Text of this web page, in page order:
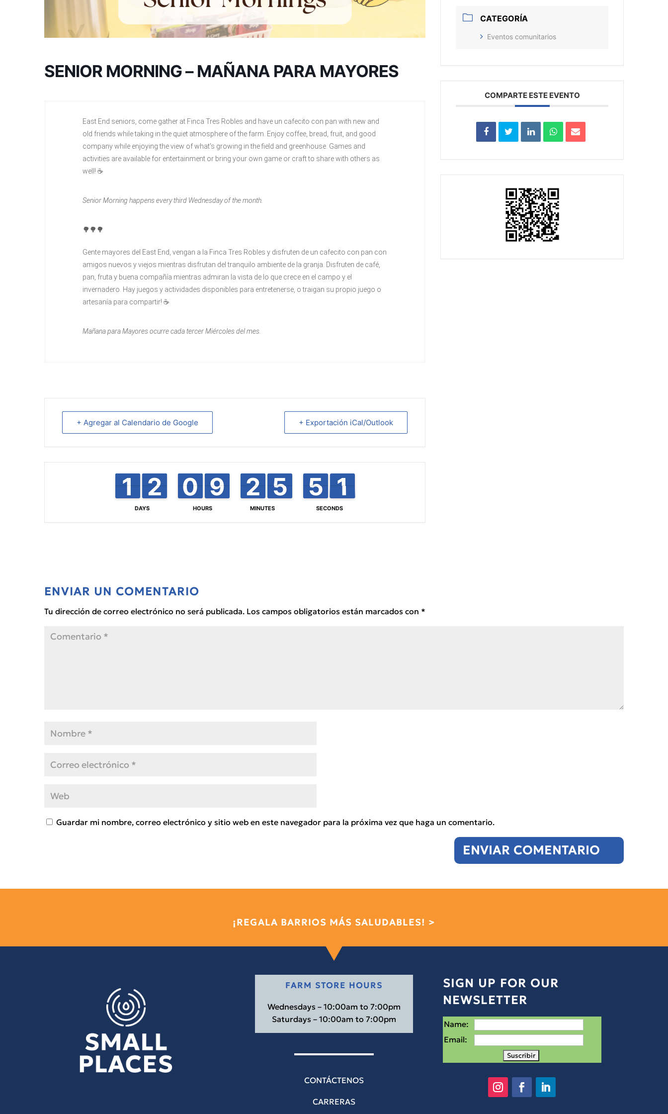
SENIOR MORNING – MAÑANA PARA MAYORES
East End seniors, come gather at Finca Tres Robles and have un cafecito con pan with new and
old friends while taking in the quiet atmosphere of the farm. Enjoy coffee, bread, fruit, and good
company while enjoying the view of what’s growing in the field and greenhouse. Games and
activities are available for entertainment or bring your own game or craft to share with others as
well! ☕
Senior Morning happens every third Wednesday of the month.
🌳🌳🌳
Gente mayores del East End, vengan a la Finca Tres Robles y disfruten de un cafecito con pan con
amigos nuevos y viejos mientras disfrutan del tranquilo ambiente de la granja. Disfruten de café,
pan, fruta y buena compañía mientras admiran la vista de lo que crece en el campo y el
invernadero. Hay juegos y actividades disponibles para entretenerse, o traigan su propio juego o
artesanía para compartir! ☕
Mañana para Mayoresocurre cada tercer Miércoles del mes.
+ Agregar al Calendario de Google + Exportación iCal/Outlook
DAYS
1
1
1
1 1
1
2
2
HOURS
9
9
0
0 8
8
9
9
MINUTES
1
1
2
2 6
5
5
SECONDS
0
5
5 1
0
0
CATEGORÍA
Eventos comunitarios
COMPARTE ESTE EVENTO
ENVIAR UN COMENTARIO
Tu dirección de correo electrónico no será publicada. Los campos obligatorios están marcados con *
Guardar mi nombre, correo electrónico y sitio web en este navegador para la próxima vez que haga un comentario.
¡REGALA BARRIOS MÁS SALUDABLES! >
FARM STORE HOURS
Wednesdays – 10:00am to 7:00pm
Saturdays – 10:00am to 7:00pm
CONTÁCTENOS
CARRERAS
SIGN UP FOR OUR
NEWSLETTER
Name:
Email: